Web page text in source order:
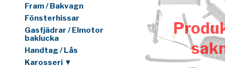
Fram / Bakvagn
Fönsterhissar
Gasfjädrar / Elmotor
baklucka
Handtag / Lås
Karosseri ▼